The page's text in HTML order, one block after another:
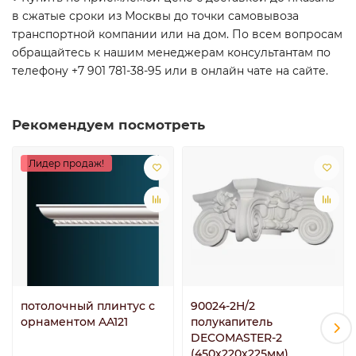
в сжатые сроки из Москвы до точки самовывоза
транспортной компании или на дом. По всем вопросам
обращайтесь к нашим менеджерам консультантам по
телефону +7 901 781-38-95 или в онлайн чате на сайте.
Рекомендуем посмотреть
Лидер продаж!
потолочный плинтус с
орнаментом AA121
90024-2H/2
полукапитель
DECOMASTER-2